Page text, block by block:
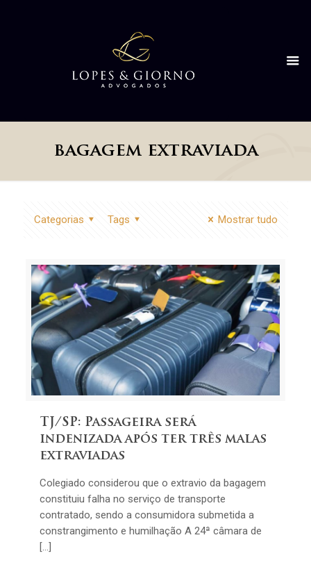
bagagem extraviada
Categorias Tags Mostrar tudo
TJ/SP: Passageira será
indenizada após ter três malas
extraviadas
Colegiado considerou que o extravio da bagagem
constituiu falha no serviço de transporte
contratado, sendo a consumidora submetida a
constrangimento e humilhação A 24ª câmara de
[…]